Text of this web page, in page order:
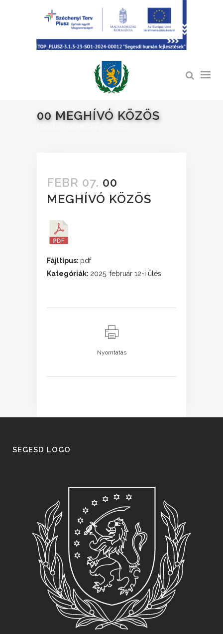
00 MEGHÍVÓ KÖZÖS
FEBR 07. 00
MEGHÍVÓ KÖZÖS
Fájltípus: pdf
Kategóriák: 2025. február 12-i ülés
Nyomtatás
SEGESD LOGO